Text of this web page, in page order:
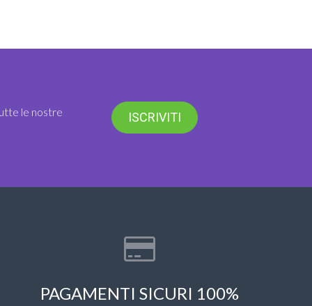
le nostre ISCRIVITI
PAGAMENTI SICURI 100%